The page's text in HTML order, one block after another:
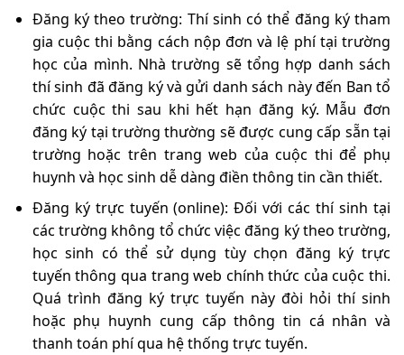
Đăng ký theo trường: Thí sinh có thể đăng ký tham
gia cuộc thi bằng cách nộp đơn và lệ phí tại trường
học của mình. Nhà trường sẽ tổng hợp danh sách
thí sinh đã đăng ký và gửi danh sách này đến Ban tổ
chức cuộc thi sau khi hết hạn đăng ký. Mẫu đơn
đăng ký tại trường thường sẽ được cung cấp sẵn tại
trường hoặc trên trang web của cuộc thi để phụ
huynh và học sinh dễ dàng điền thông tin cần thiết.
Đăng ký trực tuyến (online): Đối với các thí sinh tại
các trường không tổ chức việc đăng ký theo trường,
học sinh có thể sử dụng tùy chọn đăng ký trực
tuyến thông qua trang web chính thức của cuộc thi.
Quá trình đăng ký trực tuyến này đòi hỏi thí sinh
hoặc phụ huynh cung cấp thông tin cá nhân và
thanh toán phí qua hệ thống trực tuyến.